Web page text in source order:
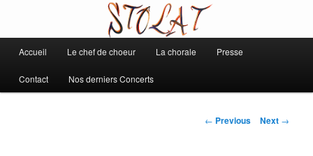
Stolat
menu
Skip
to
Accueil Le chef de choeur La chorale Presse
Contact Nos derniers Concerts
Post
← Previous Next →